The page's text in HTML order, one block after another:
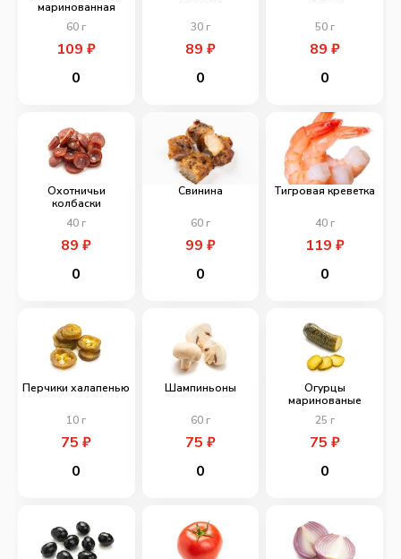
маринованная
60 г
109₽
0
30г
89 ₽
0
50г
89 ₽
0
Охотничьи
колбаски
40 г
89₽
0
Свинина
60г
99 ₽
0
Тигровая креветка
40г
119 ₽
0
Перчики халапенью
10 г
75₽
0
Шампиньоны
60г
75 ₽
0
Огурцы
маринованые
25 г
75 ₽
0